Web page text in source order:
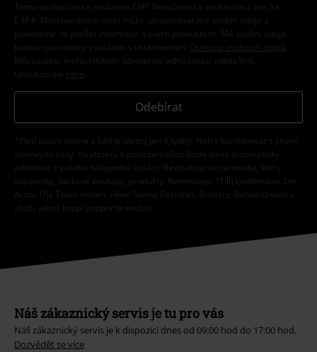
Tímto souhlasím se zasíláním EMP Newslettru a souhlasím s tím, že
E.M.P. Merchandising mbH může zpracovávat mé osobní údaje a
pravidelně mi posílat informace o svých produktech. Mé osobní údaje
budou zpracovány v souladu s ustanoveními
Ochrana osobních údajů
Můj souhlas mohu kdykoliv odvolat na odhlašovací odkaz/link.
Unsubscribe here
Odebírat
*Platí pouze online a kód je platný jen 4 týdny. Nelze kombinovat s jinými
slevovými kódy. Po vložení a potvrzení kódu bude sleva automaticky
odečtena z vašeho nákupního košíku. Nevztahuje se na média, knihy,
vstupenky, dárkové poukazy, produkty: Rammstein, (Till) Lindemann, Die
Ärzte, Die Toten Hosen, Feine Sahne Fischfilet, Broilers, Böhse Onkelz a
zboží, jehož koupí podpoříte nadaci.
Náš zákaznický servis je tu pro vás
Náš zákaznický servis je k dispozici dnes od 09:00 hod do 17:00 hod.
Dozvědět se více